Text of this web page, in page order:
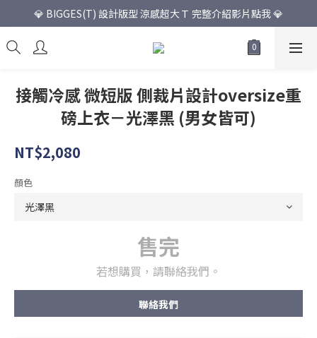
💎 BIGGES(T) 設計版型 涼感超大Ｔ 完整介紹影片點我 💎
接觸冷感 微短版 側裁片設計oversize重
磅上衣－光澤黑 (男女皆可)
NT$2,080
顏色
售完
若想購買，請聯絡我們。
聯絡我們